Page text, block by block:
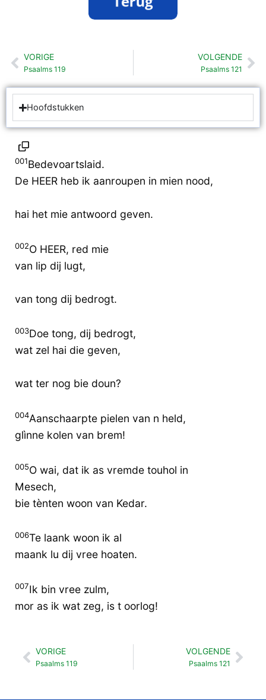
Vorige
VORIGE
Psaalms 119
VOLGENDE
Psaalms 121
Hoofdstukken
001Bedevoartslaid.
De HEER heb ik aanroupen in mien nood,
hai het mie antwoord geven.
002O HEER, red mie
van lip dij lugt,
van tong dij bedrogt.
003Doe tong, dij bedrogt,
wat zel hai die geven,
wat ter nog bie doun?
004Aanschaarpte pielen van n held,
glìnne kolen van brem!
005O wai, dat ik as vremde touhol in
Mesech,
bie tènten woon van Kedar.
006Te laank woon ik al
maank lu dij vree hoaten.
007Ik bin vree zulm,
mor as ik wat zeg, is t oorlog!
Vorige
VORIGE
Psaalms 119
VOLGENDE
Psaalms 121